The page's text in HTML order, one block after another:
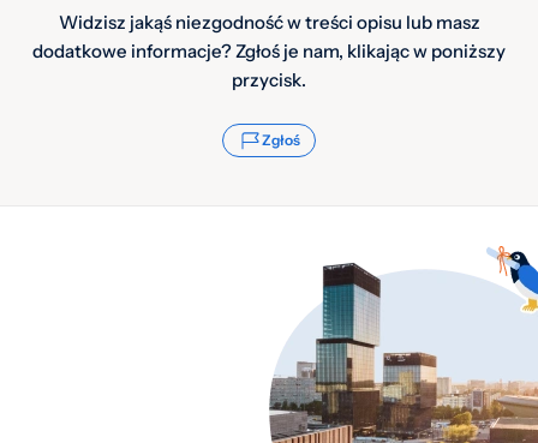
Widzisz jakąś niezgodność w treści opisu lub masz
dodatkowe informacje? Zgłoś je nam, klikając w poniższy
przycisk.
Zgłoś